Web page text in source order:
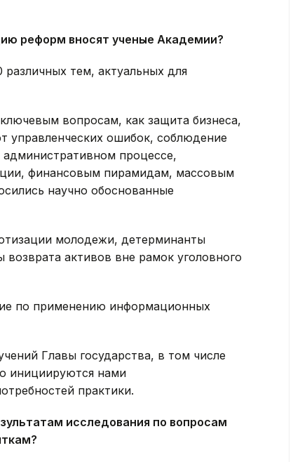
реформ вносят ученые Академии?
тем, актуальных для
вопросам, как защита бизнеса,
управленческих ошибок, соблюдение
процессе,
финансовым пирамидам, массовым
научно обоснованные
молодежи, детерминанты
активов вне рамок уголовного
по применению информационных
Главы государства, в том числе
инициируются нами
практики.
исследования по вопросам